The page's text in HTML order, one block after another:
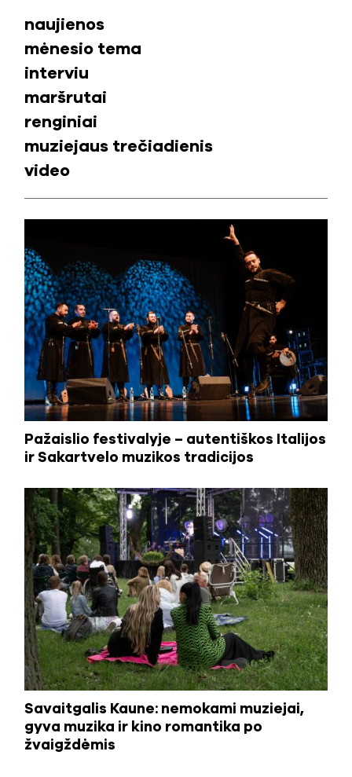
Pažaislio festivalyje – autentiškos Italijos
ir Sakartvelo muzikos tradicijos
Savaitgalis Kaune: nemokami muziejai,
gyva muzika ir kino romantika po
žvaigždėmis
naujienos
mėnesio tema
interviu
maršrutai
renginiai
muziejaus trečiadienis
video